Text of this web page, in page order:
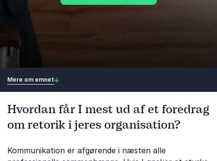
Mere om emnet
Hvordan får I mest ud af et foredrag
om retorik i jeres organisation?
Kommunikation er afgørende i næsten alle